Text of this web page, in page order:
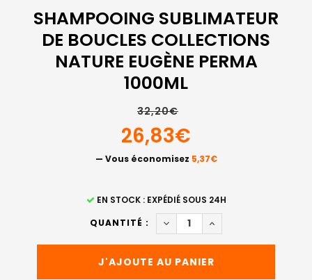
SHAMPOOING SUBLIMATEUR
DE BOUCLES COLLECTIONS
NATURE EUGÈNE PERMA
1000ML
32,20€
26,83€
— Vous économisez 5,37€
EN STOCK : EXPÉDIÉ SOUS 24H
QUANTITÉ :
DIMINUER LA QUANTITÉ DE
AUGMENTER LA